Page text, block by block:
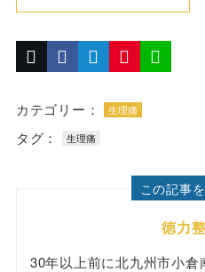
カテゴリー： 生理痛
タグ： 生理痛
この記事
徳力
30年以上前に北九州市小